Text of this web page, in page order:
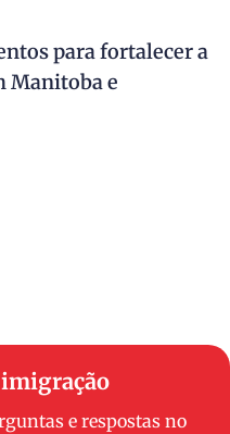
para fortalecer a
Manitoba e
imigração
e respostas no